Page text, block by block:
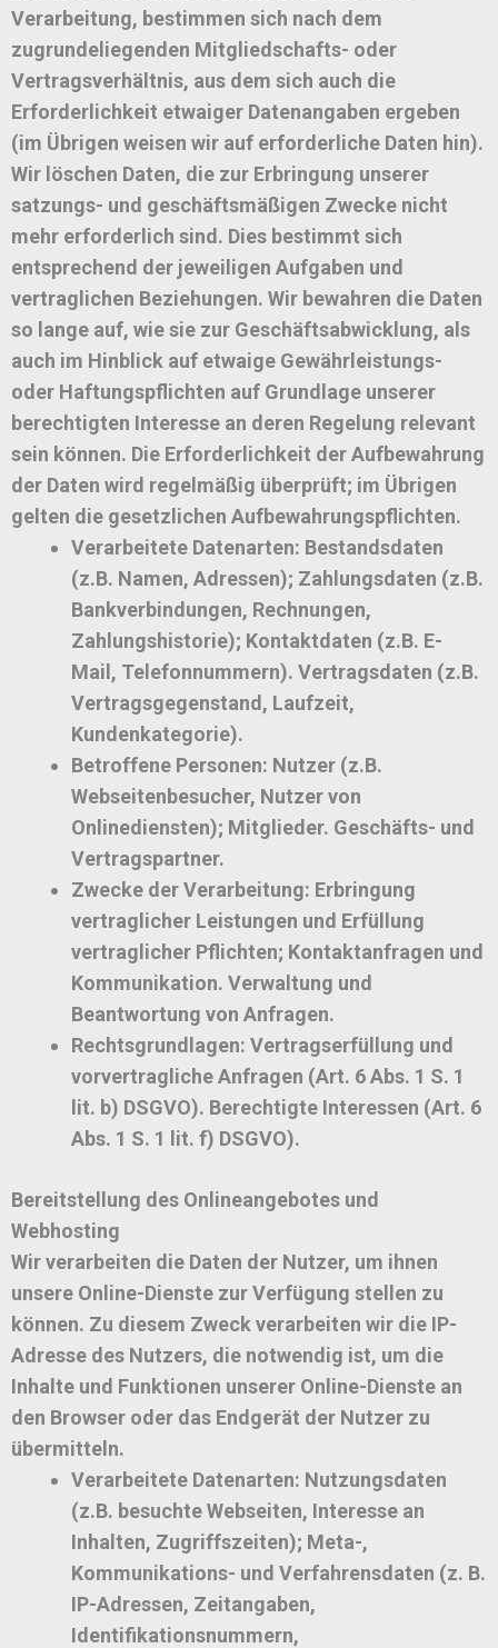
Verarbeitung, bestimmen sich nach dem
zugrundeliegenden Mitgliedschafts- oder
Vertragsverhältnis, aus dem sich auch die
Erforderlichkeit etwaiger Datenangaben ergeben
(im Übrigen weisen wir auf erforderliche Daten hin).
Wir löschen Daten, die zur Erbringung unserer
satzungs- und geschäftsmäßigen Zwecke nicht
mehr erforderlich sind. Dies bestimmt sich
entsprechend der jeweiligen Aufgaben und
vertraglichen Beziehungen. Wir bewahren die Daten
so lange auf, wie sie zur Geschäftsabwicklung, als
auch im Hinblick auf etwaige Gewährleistungs-
oder Haftungspflichten auf Grundlage unserer
berechtigten Interesse an deren Regelung relevant
sein können. Die Erforderlichkeit der Aufbewahrung
der Daten wird regelmäßig überprüft; im Übrigen
gelten die gesetzlichen Aufbewahrungspflichten.
Verarbeitete Datenarten: Bestandsdaten
(z.B. Namen, Adressen); Zahlungsdaten (z.B.
Bankverbindungen, Rechnungen,
Zahlungshistorie); Kontaktdaten (z.B. E-
Mail, Telefonnummern). Vertragsdaten (z.B.
Vertragsgegenstand, Laufzeit,
Kundenkategorie).
Betroffene Personen: Nutzer (z.B.
Webseitenbesucher, Nutzer von
Onlinediensten); Mitglieder. Geschäfts- und
Vertragspartner.
Zwecke der Verarbeitung: Erbringung
vertraglicher Leistungen und Erfüllung
vertraglicher Pflichten; Kontaktanfragen und
Kommunikation. Verwaltung und
Beantwortung von Anfragen.
Rechtsgrundlagen: Vertragserfüllung und
vorvertragliche Anfragen (Art. 6 Abs. 1 S. 1
lit. b) DSGVO). Berechtigte Interessen (Art. 6
Abs. 1 S. 1 lit. f) DSGVO).
Bereitstellung des Onlineangebotes und
Webhosting
Wir verarbeiten die Daten der Nutzer, um ihnen
unsere Online-Dienste zur Verfügung stellen zu
können. Zu diesem Zweck verarbeiten wir die IP-
Adresse des Nutzers, die notwendig ist, um die
Inhalte und Funktionen unserer Online-Dienste an
den Browser oder das Endgerät der Nutzer zu
übermitteln.
Verarbeitete Datenarten: Nutzungsdaten
(z.B. besuchte Webseiten, Interesse an
Inhalten, Zugriffszeiten); Meta-,
Kommunikations- und Verfahrensdaten (z. B.
IP-Adressen, Zeitangaben,
Identifikationsnummern,